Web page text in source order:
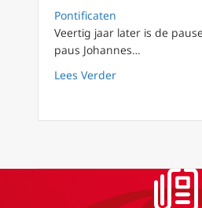
Pontificaten
Veertig jaar later is de
paus Johannes…
Lees Verderabout